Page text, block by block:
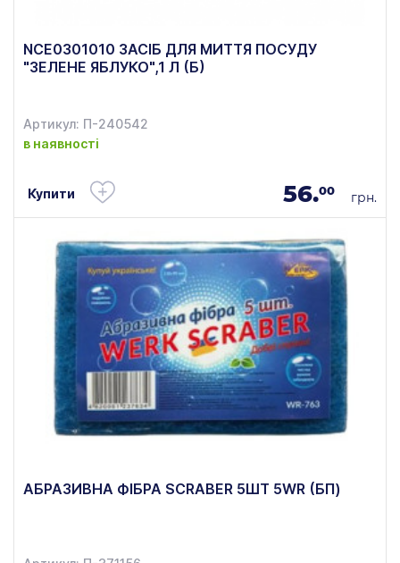
NCE0301010 ЗАСІБ ДЛЯ МИТТЯ ПОСУДУ
"ЗЕЛЕНЕ ЯБЛУКО",1 Л (Б)
Артикул: П-240542
в наявності
Купити 56.00 грн.
АБРАЗИВНА ФІБРА SCRABER 5ШТ 5WR (БП)